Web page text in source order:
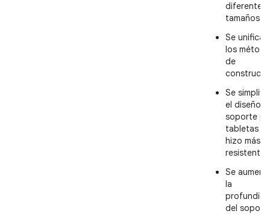
diferentes
tamaños.
Se
los
de
Se
el diseño
soporte
tabletas y
hizo más
resistente.
Se
la
del